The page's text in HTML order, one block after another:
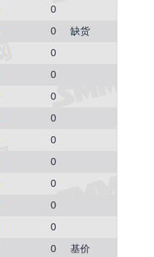
0
0
缺货
0
0
0
0
0
0
0
0
0
0
基价